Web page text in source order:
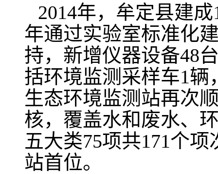
2014年，牟定县建
年通过实验室标准化
持，新增仪器设备48
括环境监测采样车1辆
生态环境监测站再次
核，覆盖水和废水、
五大类75项共171个
站首位。